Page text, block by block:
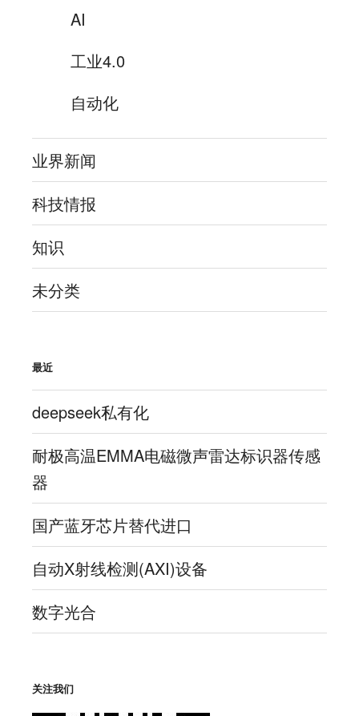
AI
工业4.0
自动化
业界新闻
科技情报
知识
未分类
最近
deepseek私有化
耐极高温EMMA电磁微声雷达标识器传感
器
国产蓝牙芯片替代进口
自动X射线检测(AXI)设备
数字光合
关注我们